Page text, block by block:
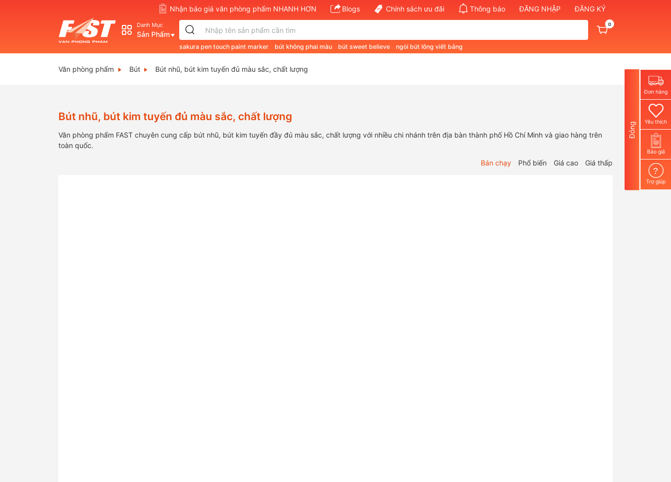
Nhận báo giá văn phòng phẩm NHANH HƠN Blogs Chính sách ưu đãi Thông báo ĐĂNG NHẬP ĐĂNG KÝ
Danh Mục
Sản Phẩm
sakura pen touch paint marker bút không phai màu bút sweet believe ngòi bút lông viết bảng
0
Văn phòng phẩm Bút Bút nhũ, bút kim tuyến đủ màu sắc, chất lượng
Bút nhũ, bút kim tuyến đủ màu sắc, chất lượng
Văn phòng phẩm FAST chuyên cung cấp bút nhũ, bút kim tuyến đầy đủ màu sắc, chất lượng với nhiều chi nhánh trên địa bàn thành phố Hồ Chí Minh và giao hàng trên
toàn quốc.
Bán chạy Phổ biến Giá cao Giá thấp
Đóng
Đơn hàng
Yêu thích
Báo giá
?
Trợ giúp